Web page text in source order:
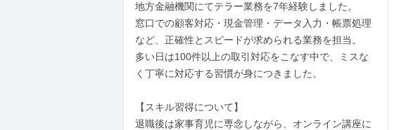
地方金融機関にてテラー業務を7年経験しました。
窓口での顧客対応・現金管理・データ入力・帳票処理
など、正確性とスピードが求められる業務を担当。
多い日は100件以上の取引対応をこなす中で、ミスな
く丁寧に対応する習慣が身につきました。
【スキル習得について】
退職後は家事育児に専念しながら、オンライン講座に